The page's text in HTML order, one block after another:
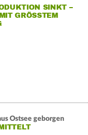
SINKT –
GRÖSSTEM R
Ostsee geborgen